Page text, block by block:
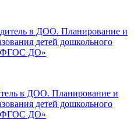
в ДОО. Планирование и
детей дошкольного
ФГОС ДО»